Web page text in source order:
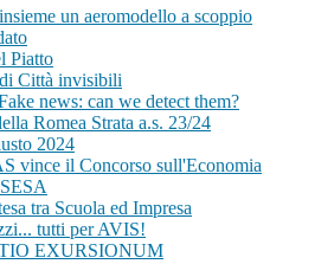
un aeromodello a scoppio
Piatto
Città invisibili
news: can we detect them?
Romea Strata a.s. 23/24
2024
vince il Concorso sull'Economia
tra Scuola ed Impresa
tutti per AVIS!
EXURSIONUM